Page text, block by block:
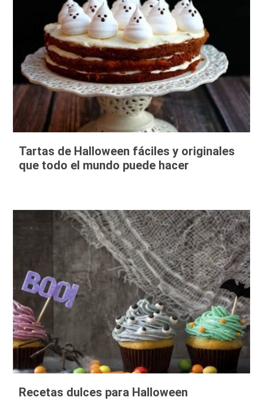
Tartas de Halloween fáciles y originales
que todo el mundo puede hacer
Recetas dulces para Halloween